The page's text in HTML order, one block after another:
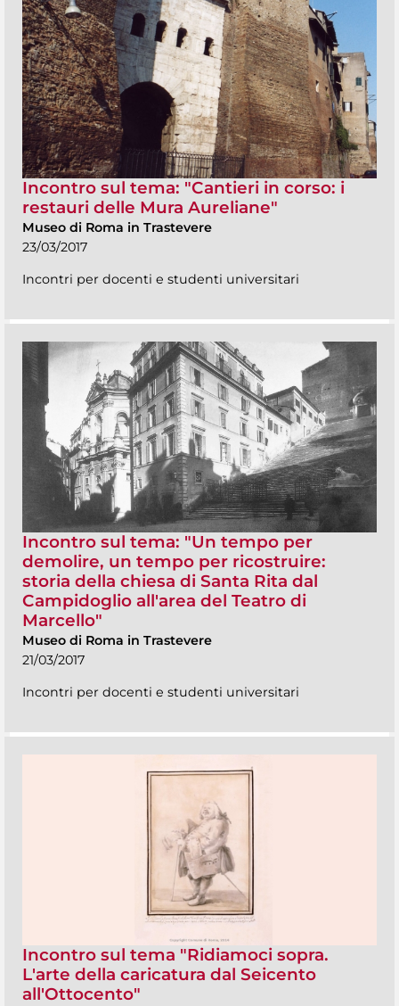
Incontro sul tema: "Cantieri in corso: i
restauri delle Mura Aureliane"
Museo di Roma in Trastevere
23/03/2017
Incontri per docenti e studenti universitari
Incontro sul tema: "Un tempo per
demolire, un tempo per ricostruire:
storia della chiesa di Santa Rita dal
Campidoglio all'area del Teatro di
Marcello"
Museo di Roma in Trastevere
21/03/2017
Incontri per docenti e studenti universitari
Incontro sul tema "Ridiamoci sopra.
L'arte della caricatura dal Seicento
all'Ottocento"